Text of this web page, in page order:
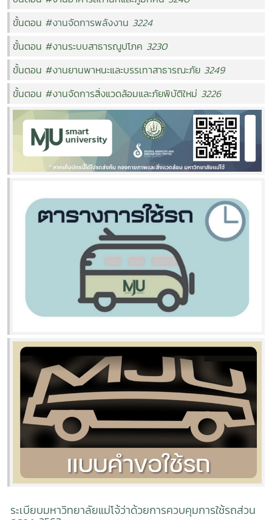
ขั้นตอน #งานจัดการพลังงาน 3224
ขั้นตอน #งานระบบสาธารณูปโภค 3230
ขั้นตอน #งานยานพาหนะและบรรเทาสาธารณะภัย 3249
ขั้นตอน #งานจัดการสิ่งแวดล้อมและภัยพิบัติใหม่ 3226
ระเบียบมหาวิทยาลัยแม่โจ้ว่าด้วยการควบคุมการใช้รถส่วน